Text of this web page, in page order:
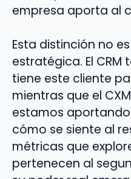
empresa aporta al
Esta distinción no
estratégica. El CRM
tiene este cliente
mientras que el
estamos
cómo se siente al
métricas que
pertenecen al